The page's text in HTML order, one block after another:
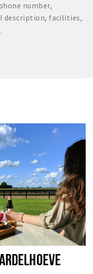
number,
description, facilities,